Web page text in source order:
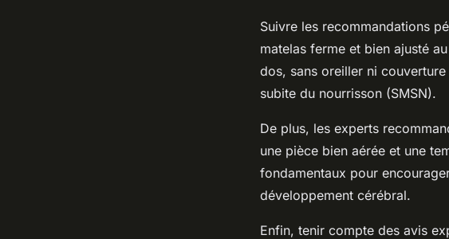
Suivre les recommandations
matelas ferme et bien ajusté
dos, sans oreiller ni
subite du nourrisson (SMSN).
De plus, les experts
une pièce bien aérée et une
fondamentaux pour
développement cérébral.
Enfin, tenir compte des avis